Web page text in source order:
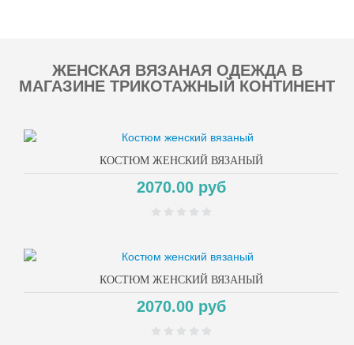
ЖЕНСКАЯ ВЯЗАНАЯ ОДЕЖДА В
МАГАЗИНЕ ТРИКОТАЖНЫЙ КОНТИНЕНТ
КОСТЮМ ЖЕНСКИЙ ВЯЗАНЫЙ
2070.00 руб
КОСТЮМ ЖЕНСКИЙ ВЯЗАНЫЙ
2070.00 руб